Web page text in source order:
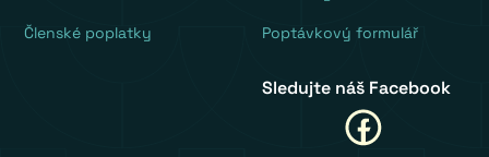
Členské poplatky Poptávkový formulář
Sledujte náš Facebook